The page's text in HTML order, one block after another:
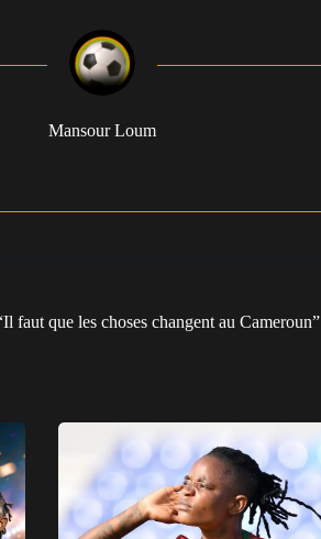
Mansour Loum
faut que les choses changent au Cameroun”